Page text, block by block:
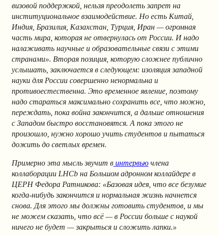
визовой поддержкой, нельзя преодолеть запрет на
институциональное взаимодействие. Но есть Китай,
Индия, Бразилия, Казахстан, Турция, Иран — огромная
часть мира, которая не отвернулась от России. И надо
налаживать научные и образовательные связи с этими
странами». Вторая позиция, которую сложнее публично
услышать, заключается в следующем: изоляция западной
науки для России совершенно ненормальна и
противоестественна. Это временное явление, поэтому
надо стараться максимально сохранить все, что можно,
переждать, пока война закончится, а дальше отношения
с Западом быстро восстановятся. А пока этого не
произошло, нужно хорошо учить студентов и пытаться
дожить до светлых времен.
Примерно эта мысль звучит в интервью члена
коллаборации LHCb на Большом адронном коллайдере в
ЦЕРН Федора Ратникова: «Базовая идея, что все безумие
когда-нибудь закончится и нормальная жизнь начнется
снова. Для этого мы должны готовить студентов, и мы
не можем сказать, что всё — в России больше с наукой
ничего не будет — закрыться и сложить лапки.»